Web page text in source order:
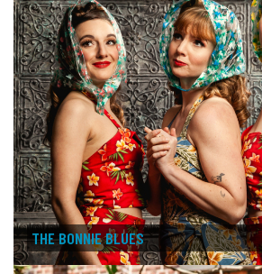
THE BONNIE BLUES